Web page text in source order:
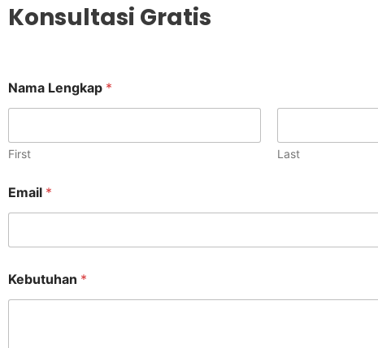
Konsultasi Gratis
Nama Lengkap *
First Last
e
n
p
E
m
Email *
Kebutuhan *